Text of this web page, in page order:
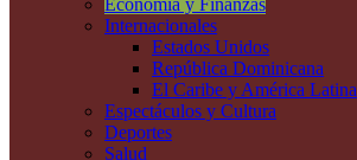
Internacionales
Estados Unidos
República Dominicana
El Caribe y América Latina
Espectáculos y Cultura
Deportes
Salud